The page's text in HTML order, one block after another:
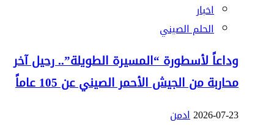
اخبار
الحلم الصيني
وداعاً لأسطورة “المسيرة الطويلة”.. رحيل آخر
محاربة من الجيش الأحمر الصيني عن 105 عاماً
2026-07-23ادمن